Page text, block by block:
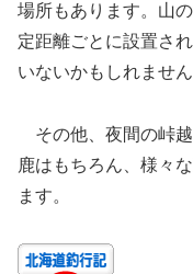
場所もあります。山
定距離ごとに設置さ
いないかもしれません
その他、夜間の峠越
鹿はもちろん、様々
ます。